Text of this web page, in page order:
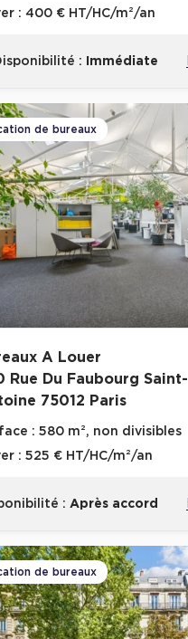
:400 € HT/HC/m²/an
: Immédiate
de bureaux
A Louer
Rue Du Faubourg Saint-
75012 Paris
: 580 m², non divisibles
:525 € HT/HC/m²/an
:Après accord
de bureaux